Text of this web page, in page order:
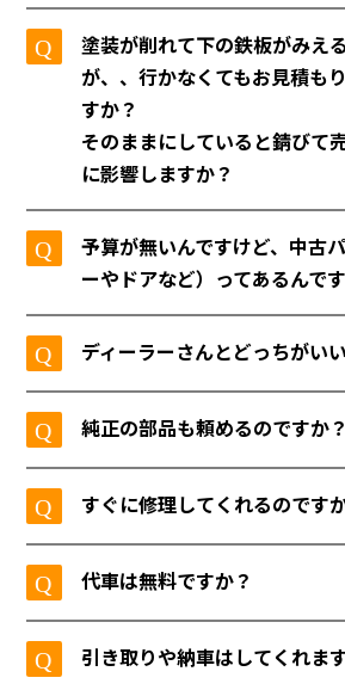
保険を使った方が、得なのか
分の保険料を計算してみるな
みを理解している保険代理店
丁寧にご説明いたします。
塗装が削れて下の鉄板がみえ
が、、行かなくてもお見積も
すか？
そのままにしていると錆びて
に影響しますか？
お見積もりは、 修理お見積も
り、写真をお送りいただくと
らい掛かりそうか無料でお見
きますが、白馬自動車工業で
会社のメリットを生かした買
っていますので、ぜひご相談く
予算が無いんですけど、中古
ーやドアなど）ってあるんで
バンパーやドアなど、パーツ
が良い場合もあります。
合った中古パーツをお探し出来
中古パーツが見つかった場合
安くなるのでとってもお得で
うに努力いたします。
ディーラーさんとどっちがい
ディーラー様は、基本的に純
お見積りが来ると思いますが
のでお安くなります。安全上
した方が良いものに関しては
換でのお見積りをご提案いたし
純正の部品も頼めるのですか？
ディーラー様と同じようにメ
する形となりますので、問題
すぐに修理してくれるのです
ご予約をいただいております。
地域のディーラー様と提携し
後にご予約を頂戴する形となり
代車は無料ですか？
基本無料でご利用いただけま
ご予約が必要ですので、お見
引き取りや納車はしてくれま